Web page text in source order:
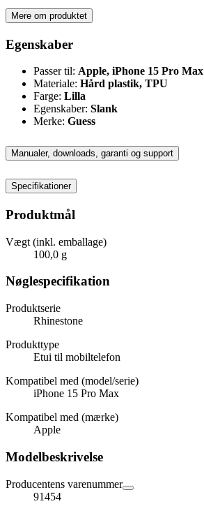
Mere om produktet
Egenskaber
Passer til: Apple, iPhone 15 Pro Max
Materiale: Hård plastik, TPU
Farge: Lilla
Egenskaber: Slank
Merke: Guess
Manualer, downloads, garanti og support
Specifikationer
Produktmål
Vægt (inkl. emballage)
100,0 g
Nøglespecifikation
Produktserie
Rhinestone
Produkttype
Etui til mobiltelefon
Kompatibel med (model/serie)
iPhone 15 Pro Max
Kompatibel med (mærke)
Apple
Modelbeskrivelse
Producentens varenummer
91454